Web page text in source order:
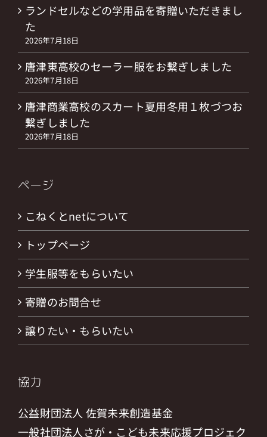
ランドセルなどの学用品を寄贈いただきまし
た
2026年7月18日
唐津東高校のセーラー服をお繋ぎしました
2026年7月18日
唐津商業高校のスカート夏用冬用１枚づつお
繋ぎしました
2026年7月18日
ページ
こねくとnetについて
トップページ
学生服等をもらいたい
寄贈のお問合せ
譲りたい・もらいたい
協力
公益財団法人 佐賀未来創造基金
一般社団法人さが・こども未来応援プロジェク